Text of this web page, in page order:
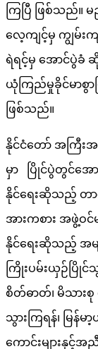
ကြပြီ ဖြစ်သည်။
လေ့ကျင့်မှ ကျွမ်း
ရဲရင့်မှ အောင်ပွဲခံ
ယုံကြည်မှုခိုင်မာစွာ
ဖြစ်သည်။
နိုင်ငံတော် အကြီး
မှာ ပြိုင်ပွဲတွင်အေ
နိုင်ရေးဆိုသည့် တာဝ
အားကစား အဖွဲ့ဝင်
နိုင်ရေးဆိုသည့် အမျို
ကြိုးပမ်းယှဉ်ပြို
စိတ်ဓာတ်၊ မိသားစု
သွားကြရန်၊ မြန်
ကောင်းများနှင့်အ